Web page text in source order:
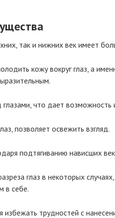
так и нижних век имеет
кожу вокруг глаз, а
что дает возможность
позволяет освежить взгляд.
подтягиванию нависших
глаз в некоторых
в себе.
избежать трудностей с